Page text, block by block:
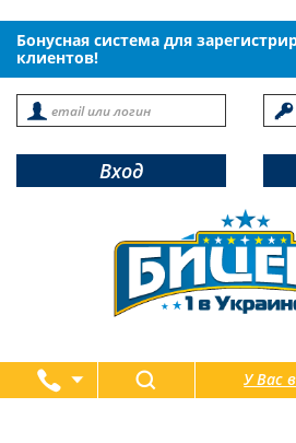
Бонусная система для
клиентов!
Вход
У Вас